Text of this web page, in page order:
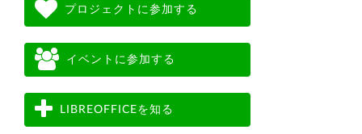
プロジェクトに参加する
イベントに参加する
LIBREOFFICEを知る